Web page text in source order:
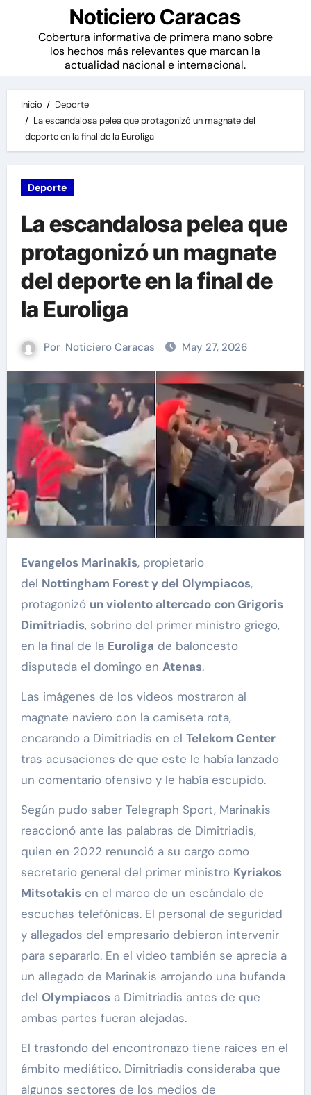
Noticiero Caracas
Cobertura informativa de primera mano sobre
los hechos más relevantes que marcan la
actualidad nacional e internacional.
Inicio
Deporte
La escandalosa pelea que protagonizó un magnate del
deporte en la final de la Euroliga
Deporte
La escandalosa pelea que
protagonizó un magnate
del deporte en la final de
la Euroliga
Por Noticiero Caracas May 27, 2026
Evangelos Marinakis, propietario
del Nottingham Forest y del Olympiacos,
protagonizó un violento altercado con Grigoris
Dimitriadis, sobrino del primer ministro griego,
en la final de la Euroliga de baloncesto
disputada el domingo en Atenas.
Las imágenes de los videos mostraron al
magnate naviero con la camiseta rota,
encarando a Dimitriadis en el Telekom Center
tras acusaciones de que este le había lanzado
un comentario ofensivo y le había escupido.
Según pudo saber Telegraph Sport, Marinakis
reaccionó ante las palabras de Dimitriadis,
quien en 2022 renunció a su cargo como
secretario general del primer ministro Kyriakos
Mitsotakisen el marco de un escándalo de
escuchas telefónicas. El personal de seguridad
y allegados del empresario debieron intervenir
para separarlo. En el video también se aprecia a
un allegado de Marinakis arrojando una bufanda
del Olympiacosa Dimitriadis antes de que
ambas partes fueran alejadas.
El trasfondo del encontronazo tiene raíces en el
ámbito mediático. Dimitriadis consideraba que
algunos sectores de los medios de